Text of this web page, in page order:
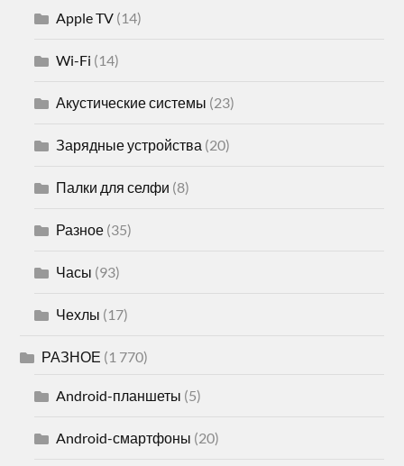
Apple TV (14)
Wi-Fi (14)
Акустические системы (23)
Зарядные устройства (20)
Палки для селфи (8)
Разное (35)
Часы (93)
Чехлы (17)
РАЗНОЕ (1 770)
Android-планшеты (5)
Android-смартфоны (20)